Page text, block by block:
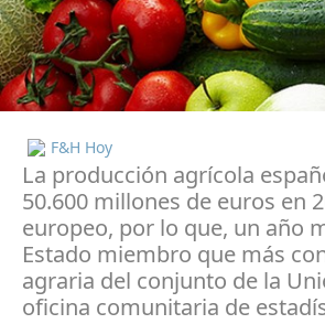
F&H Hoy
La producción agrícola
50.600 millones de euros en
europeo, por lo que, un año
Estado miembro que más
agraria del conjunto de la
oficina comunitaria de